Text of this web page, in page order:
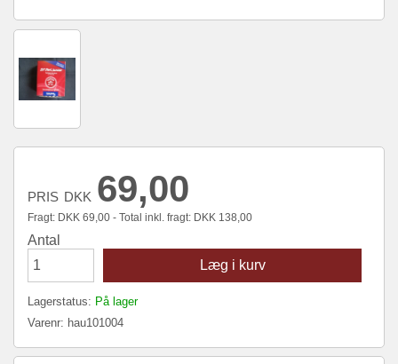
PRIS DKK 69,00
Fragt: DKK 69,00 - Total inkl. fragt: DKK 138,00
Antal
Læg i kurv
Lagerstatus: På lager
Varenr: hau101004